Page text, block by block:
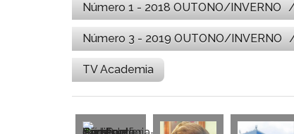
Número 1 - 2018 OUTONO/INVERNO
Número 3 - 2019 OUTONO/INVERNO
TV Academia